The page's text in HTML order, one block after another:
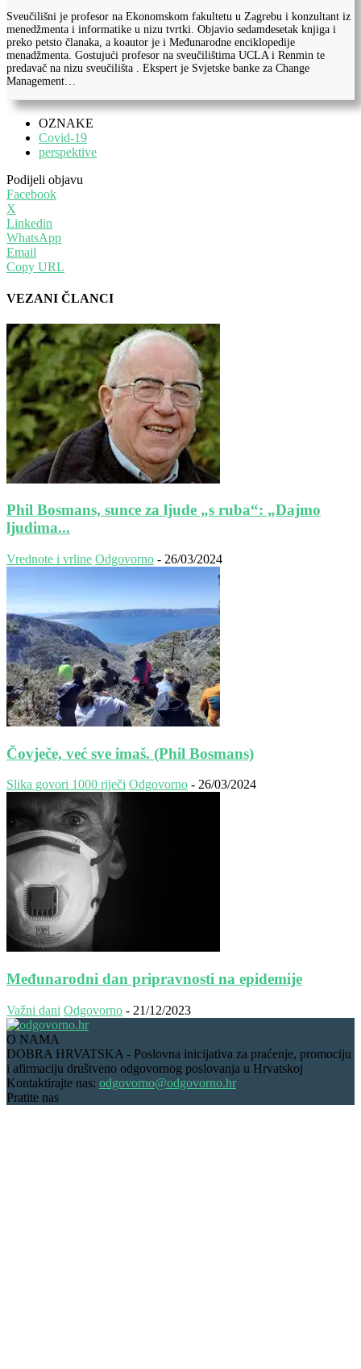
Sveučilišni je profesor na Ekonomskom fakultetu u Zagrebu i konzultant iz
menedžmenta i informatike u nizu tvrtki. Objavio sedamdesetak knjiga i
preko petsto članaka, a koautor je i Međunarodne enciklopedije
menadžmenta. Gostujući profesor na sveučilištima UCLA i Renmin te
predavač na nizu sveučilišta . Ekspert je Svjetske banke za Change
Management…
OZNAKE
Covid-19
perspektive
Podijeli objavu
Facebook
X
Linkedin
WhatsApp
Email
Copy URL
VEZANI ČLANCI
Phil Bosmans, sunce za ljude „s ruba“: „Dajmo
ljudima...
Vrednote i vrline Odgovorno - 26/03/2024
Čovječe, već sve imaš. (Phil Bosmans)
Slika govori 1000 riječi Odgovorno - 26/03/2024
Međunarodni dan pripravnosti na epidemije
Važni dani Odgovorno - 21/12/2023
O NAMA
DOBRA HRVATSKA - Poslovna inicijativa za praćenje, promociju
i afirmaciju društveno odgovornog poslovanja u Hrvatskoj
Kontaktirajte nas: odgovorno@odgovorno.hr
Pratite nas